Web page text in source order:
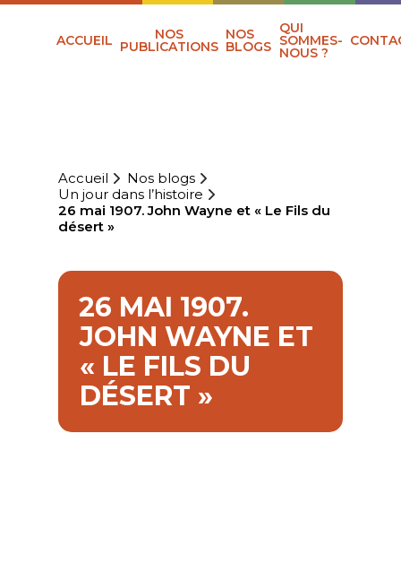
ACCUEIL NOS
PUBLICATIONS
NOS
BLOGS
QUI
SOMMES-
NOUS ?
Accueil
Nos blogs
Un jour dans l’histoire
26 mai 1907. John Wayne et « Le Fils du
désert »
26 MAI 1907.
JOHN WAYNE ET
« LE FILS DU
DÉSERT »